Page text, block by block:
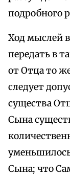
подробного
Ход мыслей
передать в
от Отца то
следует
существа
Сына
Сына; что